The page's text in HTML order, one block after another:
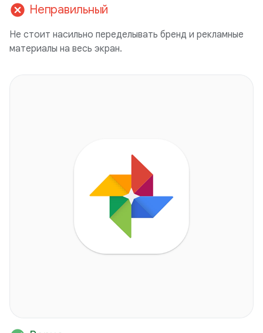
cancel Неправильный
Не стоит насильно переделывать бренд и рекламные
материалы на весь экран.